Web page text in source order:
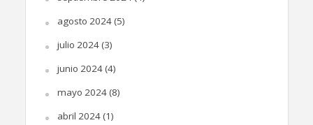
agosto 2024(5)
julio 2024(3)
junio 2024(4)
mayo 2024(8)
abril 2024(1)